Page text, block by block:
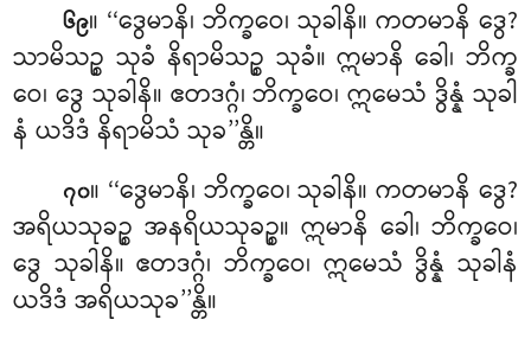
၆၉။ ‘‘ဒွေမာနိ၊ ဘိက္ခဝေ၊ သုခါနိ။ ကတမာနိ ဒွေ?
သာမိသဉ္စ သုခံ နိရာမိသဉ္စ သုခံ။ ဣမာနိ ခေါ၊ ဘိက္ခ
ဝေ၊ ဒွေ သုခါနိ။ ဧတဒဂ္ဂံ၊ ဘိက္ခဝေ၊ ဣမေသံ ဒွိန္နံ သုခါ
နံ ယဒိဒံ နိရာမိသံ သုခ’’န္တိ။
၇၀။ ‘‘ဒွေမာနိ၊ ဘိက္ခဝေ၊ သုခါနိ။ ကတမာနိ ဒွေ?
အရိယသုခဉ္စ အနရိယသုခဉ္စ။ ဣမာနိ ခေါ၊ ဘိက္ခဝေ၊
ဒွေ သုခါနိ။ ဧတဒဂ္ဂံ၊ ဘိက္ခဝေ၊ ဣမေသံ ဒွိန္နံ သုခါနံ
ယဒိဒံ အရိယသုခ’’န္တိ။